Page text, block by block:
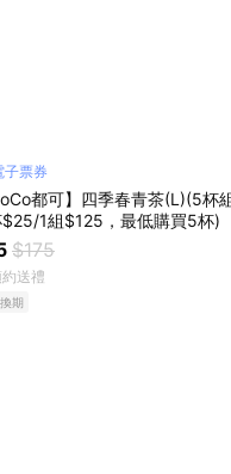
子票券
都可】四季春青茶(L)(5杯
$25/1組$125，最低購買5杯)
$175
送禮
期